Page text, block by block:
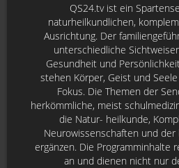
QS24.tv ist ein
naturheilkundlichen,
Ausrichtung. Der
unterschiedliche
Gesundheit und
stehen Körper, Geist und
Fokus. Die Themen der
herkömmliche, meist
die Natur- heilkunde,
Neurowissenschaften und der
ergänzen. Die Programminhalte
an und dienen nicht nur